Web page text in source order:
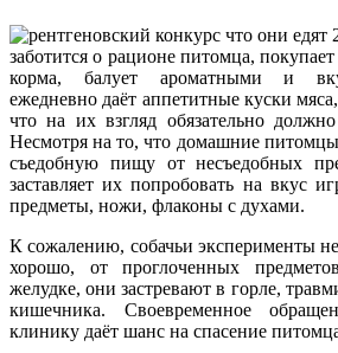
заботится о рационе питомца,
корма, балует ароматными и
ежедневно даёт аппетитные куски
что на их взгляд обязательно
Несмотря на то, что домашние
съедобную пищу от несъедобных
заставляет их попробовать на вкус
предметы, ножи, флаконы с духами.
К сожалению, собачьи эксперименты не
хорошо, от проглоченных
желудке, они застревают в горле,
кишечника. Своевременное
клинику даёт шанс на спасение